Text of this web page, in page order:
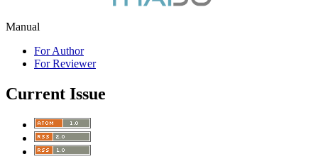
Manual
For Author
For Reviewer
Current Issue